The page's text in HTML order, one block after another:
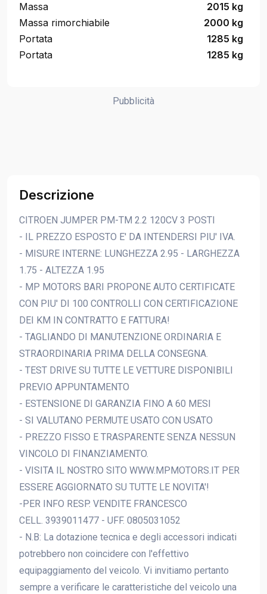
Massa
2015 kg
Massa rimorchiabile
2000 kg
Portata
1285 kg
Portata
1285 kg
Pubblicità
Descrizione
CITROEN JUMPER PM-TM 2.2 120CV 3 POSTI
- IL PREZZO ESPOSTO E' DA INTENDERSI PIU' IVA.
- MISURE INTERNE: LUNGHEZZA 2.95 - LARGHEZZA
1.75 - ALTEZZA 1.95
- MP MOTORS BARI PROPONE AUTO CERTIFICATE
CON PIU' DI 100 CONTROLLI CON CERTIFICAZIONE
DEI KM IN CONTRATTO E FATTURA!
- TAGLIANDO DI MANUTENZIONE ORDINARIA E
STRAORDINARIA PRIMA DELLA CONSEGNA.
- TEST DRIVE SU TUTTE LE VETTURE DISPONIBILI
PREVIO APPUNTAMENTO
- ESTENSIONE DI GARANZIA FINO A 60 MESI
- SI VALUTANO PERMUTE USATO CON USATO
- PREZZO FISSO E TRASPARENTE SENZA NESSUN
VINCOLO DI FINANZIAMENTO.
- VISITA IL NOSTRO SITO WWW.MPMOTORS.IT PER
ESSERE AGGIORNATO SU TUTTE LE NOVITA'!
-PER INFO RESP. VENDITE FRANCESCO
CELL. 3939011477 - UFF. 0805031052
- N.B: La dotazione tecnica e degli accessori indicati
potrebbero non coincidere con l'effettivo
equipaggiamento del veicolo. Vi invitiamo pertanto
sempre a verificare le caratteristiche del veicolo una